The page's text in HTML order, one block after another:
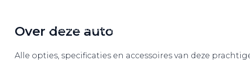
Over elektrisch rijden
Onderhoud en kosten
Over deze auto
Alle opties, specificaties en accessoires van deze